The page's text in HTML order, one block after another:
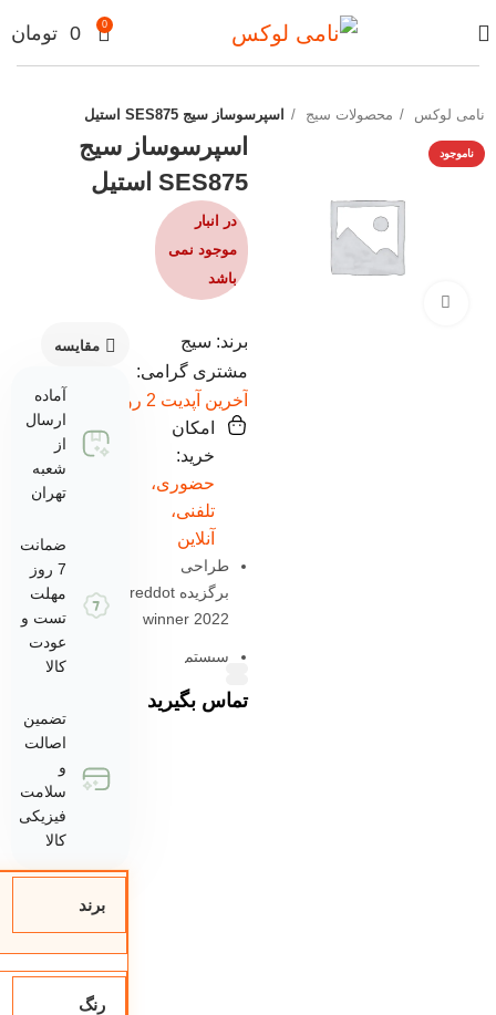
0
0 تومان
نامی لوکس محصولات سیج اسپرسوساز سیج SES875 استیل
ناموجود
برای بزرگنمایی کلیک کنید
اسپرسوساز سیج
SES875 استیل
در انبار
موجود نمی
باشد
برند: سیج
مشتری گرامی:
آخرین آپدیت 2 روز پیش
امکان
خرید:
حضوری،
تلفنی،
آنلاین
طراحی
برگزیده reddot
winner 2022
سیستم
تماس بگیرید
مقایسه
آماده
ارسال
از
شعبه
تهران
ضمانت
7 روز
مهلت
تست و
عودت
کالا
تضمین
اصالت
و
سلامت
فیزیکی
کالا
برند
رنگ